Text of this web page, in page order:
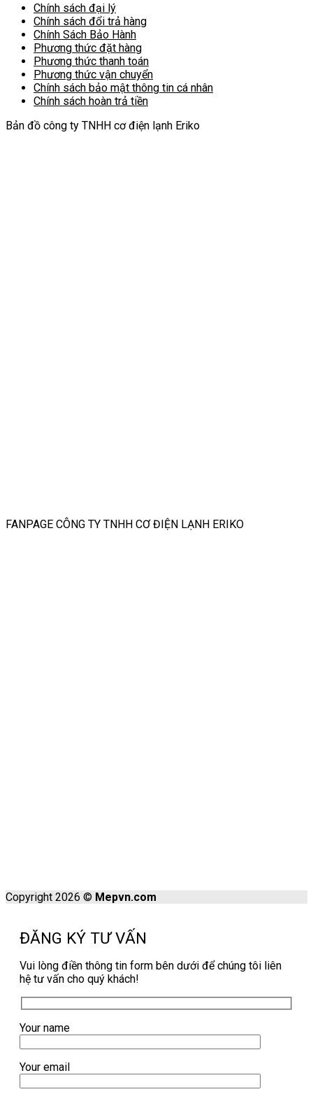
Chính sách đại lý
Chính sách đổi trả hàng
Chính Sách Bảo Hành
Phương thức đặt hàng
Phương thức thanh toán
Phương thức vận chuyển
Chính sách bảo mật thông tin cá nhân
Chính sách hoàn trả tiền
Bản đồ công ty TNHH cơ điện lạnh Eriko
FANPAGE CÔNG TY TNHH CƠ ĐIỆN LẠNH ERIKO
Copyright 2026 © Mepvn.com
ĐĂNG KÝ TƯ VẤN
Vui lòng điền thông tin form bên dưới để chúng tôi liên
hệ tư vấn cho quý khách!
Your name
Your email